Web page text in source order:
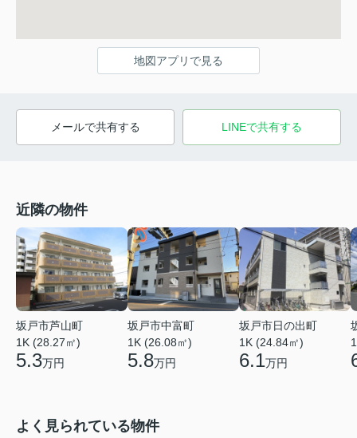
地図アプリで見る
メールで共有する LINEで共有する
近隣の物件
坂戸市芦山町
1K (28.27㎡)
5.3万円
坂戸市中富町
1K (26.08㎡)
5.8万円
坂戸市日の出町
1K (24.84㎡)
6.1万円
よく見られている物件